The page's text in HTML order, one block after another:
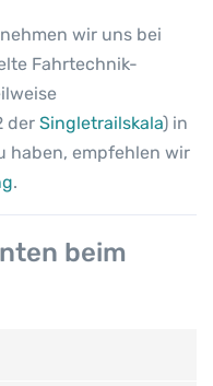
wir uns bei
Fahrtechnik-
der Singletrailskala) in
haben, empfehlen wir
.
beim